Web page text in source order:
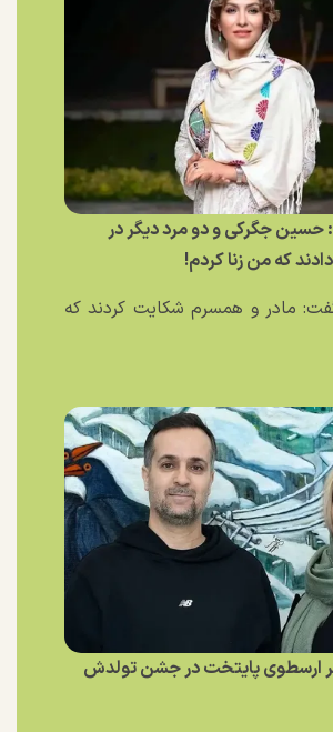
حسین جگرکی و دو مرد دیگر در
که من زنا کردم!
مادر و همسرم شکایت کردند که
پایتخت در جشن تولدش